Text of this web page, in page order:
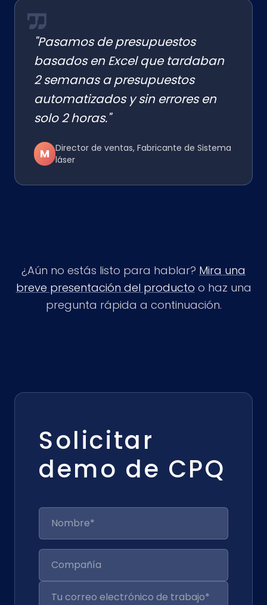
"Pasamos de presupuestos
basados en Excel que tardaban
2 semanas a presupuestos
automatizados y sin errores en
solo 2 horas."
M Director de ventas, Fabricante de Sistema
láser
¿Aún no estás listo para hablar? Mira una
breve presentación del producto o haz una
pregunta rápida a continuación.
Solicitar
demo de CPQ